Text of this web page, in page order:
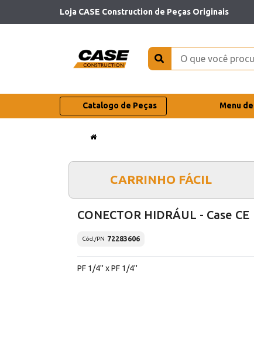
Loja CASE Construction de Peças Originais
Catalogo de Peças Menu
CARRINHO FÁCIL
CONECTOR HIDRÁUL - Case CE
Cód./PN 72283606
PF 1/4'' x PF 1/4''